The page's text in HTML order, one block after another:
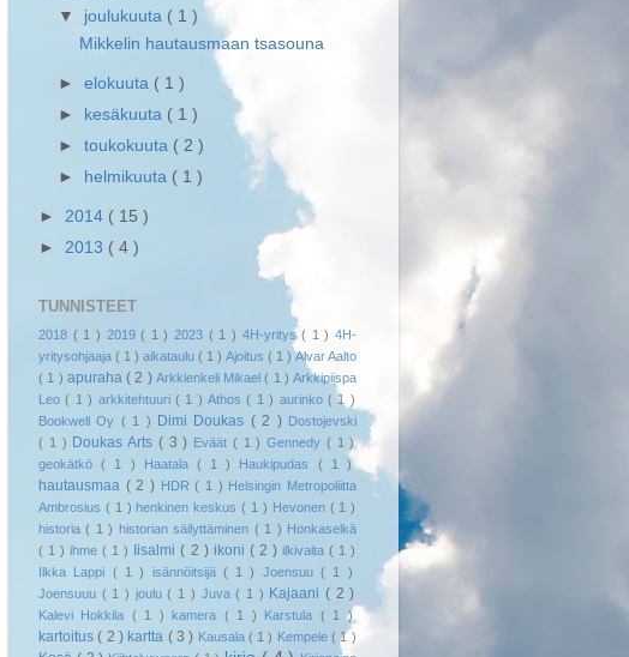
▼ joulukuuta ( 1 )
Mikkelin hautausmaan tsasouna
►elokuuta ( 1 )
► kesäkuuta ( 1 )
►toukokuuta ( 2 )
►
helmikuuta ( 1 )
► 2014 ( 15 )
► 2013 ( 4 )
TUNNISTEET
2018 ( 1 ) 2019( 1 ) 2023 ( 1 ) 4H-yritys( 1 ) 4H-
yritysohjaaja ( 1 ) aikataulu ( 1 ) Ajoitus ( 1 )Alvar Aalto
( 1 ) apuraha ( 2 ) Arkkienkeli Mikael( 1 ) Arkkipiispa
Leo( 1 ) arkkitehtuuri ( 1 ) Athos( 1 ) aurinko ( 1 )
Bookwell Oy ( 1 ) Dimi Doukas ( 2 ) Dostojevski
( 1 ) Doukas Arts ( 3 ) Eväät ( 1 ) Gennedy ( 1 )
geokätkö( 1 ) Haatala ( 1 ) Haukipudas ( 1 )
hautausmaa ( 2 ) HDR( 1 ) Helsingin Metropoliitta
Ambrosius ( 1 )henkinen keskus( 1 ) Hevonen ( 1 )
historia( 1 ) historian säilyttäminen ( 1 ) Honkaselkä
( 1 )ihme( 1 ) Iisalmi( 2 ) ikoni ( 2 ) ilkivalta ( 1 )
Ilkka Lappi ( 1 ) isännöitsijä ( 1 ) Joensuu( 1 )
Joensuuu ( 1 ) joulu( 1 ) Juva( 1 ) Kajaani ( 2 )
Kalevi Hokkila ( 1 )kamera ( 1 ) Karstula ( 1 )
kartoitus( 2 ) kartta ( 3 ) Kausala ( 1 ) Kempele( 1 )